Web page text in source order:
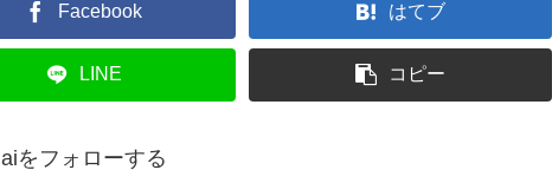
Facebook はてブ
LINE コピー
aiをフォローする